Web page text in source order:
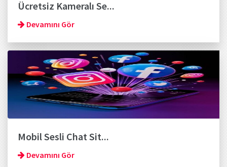
Ücretsiz Kameralı Se...
Devamını Gör
Mobil Sesli Chat Sit...
Devamını Gör